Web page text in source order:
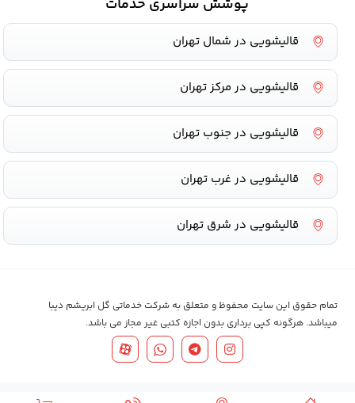
پوشش سراسری خدمات
قالیشویی در شمال تهران
قالیشویی در مرکز تهران
قالیشویی در جنوب تهران
قالیشویی در غرب تهران
قالیشویی در شرق تهران
تمام حقوق این سایت محفوظ و متعلق به شرکت خدماتی گل ابریشم دیبا
میباشد. هرگونه کپی برداری بدون اجازه کتبی غیر مجاز می باشد.